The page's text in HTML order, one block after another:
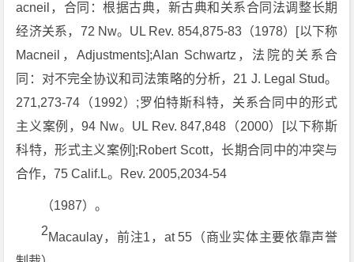
acneil，合同：根据古典，新古典和关系合同法调整长期
经济关系，72 Nw。UL Rev. 854,875-83（1978）[以下称
Macneil，Adjustments];Alan Schwartz，法院的关系合
同：对不完全协议和司法策略的分析，21 J. Legal Stud。
271,273-74（1992）;罗伯特斯科特，关系合同中的形式
主义案例，94 Nw。UL Rev. 847,848（2000）[以下称斯
科特，形式主义案例];Robert Scott，长期合同中的冲突与
合作，75 Calif.L。Rev. 2005,2034-54
（1987）。
2Macaulay，前注1，at 55（商业实体主要依靠声誉